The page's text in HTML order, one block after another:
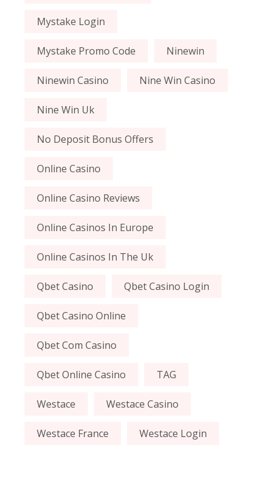
Mystake Login
Mystake Promo Code Ninewin
Ninewin Casino Nine Win Casino
Nine Win Uk
No Deposit Bonus Offers
Online Casino
Online Casino Reviews
Online Casinos In Europe
Online Casinos In The Uk
Qbet Casino Qbet Casino Login
Qbet Casino Online
Qbet Com Casino
Qbet Online Casino TAG
Westace Westace Casino
Westace France Westace Login